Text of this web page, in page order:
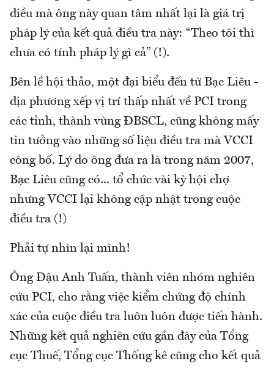
điều mà ông này quan tâm nhất lại là giá trị
pháp lý của kết quả điều tra này: “Theo tôi thì
chưa có tính pháp lý gì cả” (!).
Bên lề hội thảo, một đại biểu đến từ Bạc Liêu -
địa phương xếp vị trí thấp nhất về PCI trong
các tỉnh, thành vùng ĐBSCL, cũng không mấy
tin tưởng vào những số liệu điều tra mà VCCI
công bố. Lý do ông đưa ra là trong năm 2007,
Bạc Liêu cũng có... tổ chức vài kỳ hội chợ
nhưng VCCI lại không cập nhật trong cuộc
điều tra (!)
Phải tự nhìn lại mình!
Ông Đậu Anh Tuấn, thành viên nhóm nghiên
cứu PCI, cho rằng việc kiểm chứng độ chính
xác của cuộc điều tra luôn luôn được tiến hành.
Những kết quả nghiên cứu gần đây của Tổng
cục Thuế, Tổng cục Thống kê cũng cho kết quả